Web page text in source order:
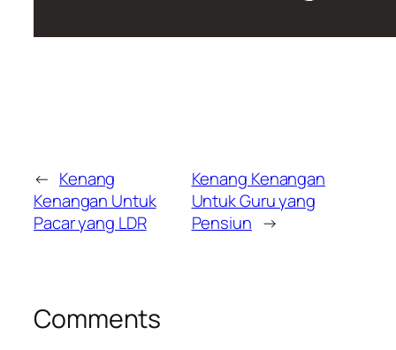
← Kenang
Kenangan Untuk
Pacar yang LDR
Kenang Kenangan
Untuk Guru yang
Pensiun →
Comments